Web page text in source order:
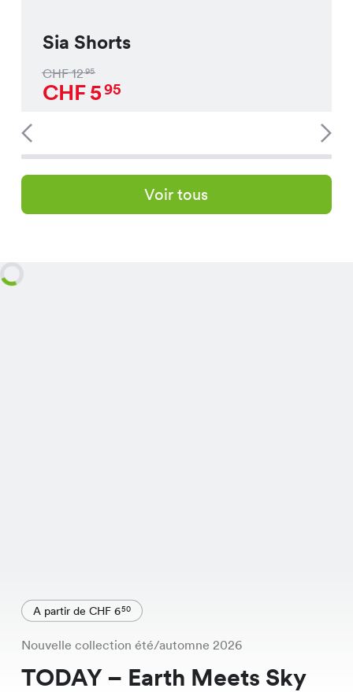
Sia Shorts
CHF1295
CHF595
Voir tous
A partir de CHF 650
Nouvelle collection été/automne 2026
TODAY – Earth Meets Sky